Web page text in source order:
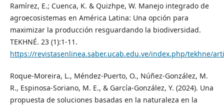
Ramírez, E.; Cuenca, K. & Quizhpe, W. Manejo integrado de
agroecosistemas en América Latina: Una opción para
maximizar la producción resguardando la biodiversidad.
TEKHNÉ. 23 (1):1-11.
https://revistasenlinea.saber.ucab.edu.ve/index.php/tekhne/
Roque-Moreira, L., Méndez-Puerto, O., Núñez-González, M.
R., Espinosa-Soriano, M. E., & García-González, Y. (2024). Una
propuesta de soluciones basadas en la naturaleza en la